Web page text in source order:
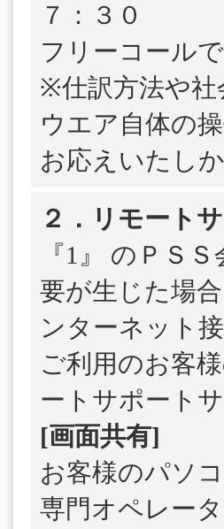
７：３０
フリーコール
※仕訳方法や社
ウエア自体の
お応えいたし
２．リモート
『1』 のＰＳ
要が生じた場
ンターネット
ご利用のお客
ートサポート
[画面共有]
お客様のパソ
専門オペレー